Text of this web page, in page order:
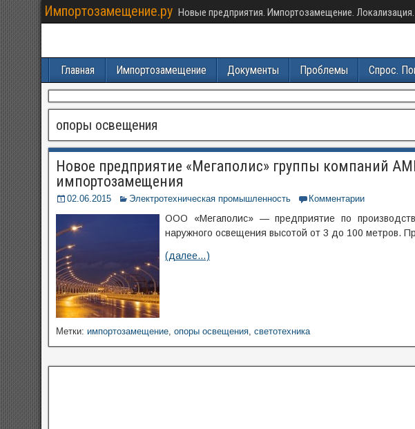
Импортозамещение.ру Новые предприятия. Импортозамещение. Локализация.
Главная Импортозамещение Документы Проблемы Спрос.
опоры освещения
Новое предприятие «Мегаполис» группы компаний
импортозамещения
02.06.2015 Электротехническая промышленность Комментарии
ООО «Мегаполис» — предприятие по
наружного освещения высотой от 3 до 100 метров.
(далее…)
Метки: импортозамещение, опоры освещения, светотехника